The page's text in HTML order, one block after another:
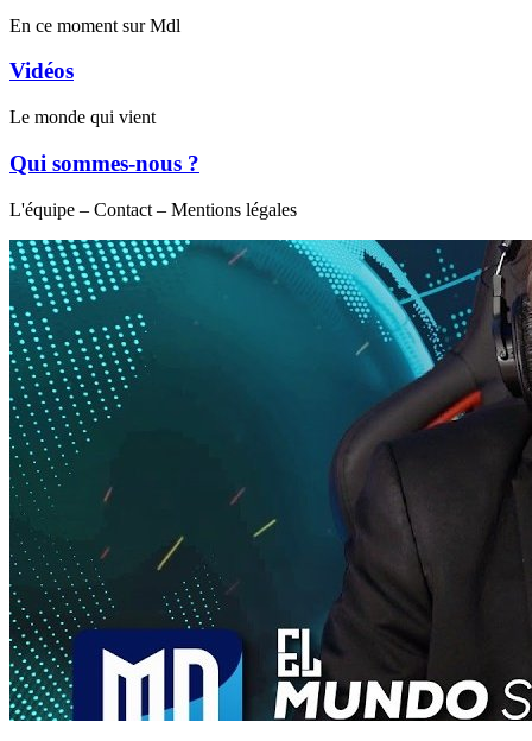
En ce moment sur Mdl
Vidéos
Le monde qui vient
Qui sommes-nous ?
L'équipe – Contact – Mentions légales